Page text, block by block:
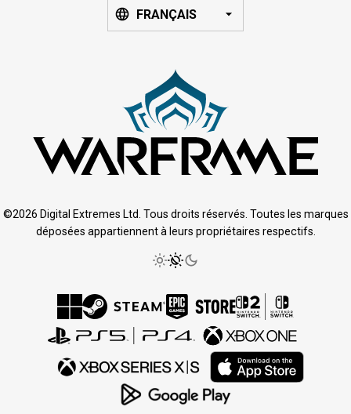
FRANÇAIS
©2026 Digital Extremes Ltd. Tous droits réservés. Toutes les marques
déposées appartiennent à leurs propriétaires respectifs.